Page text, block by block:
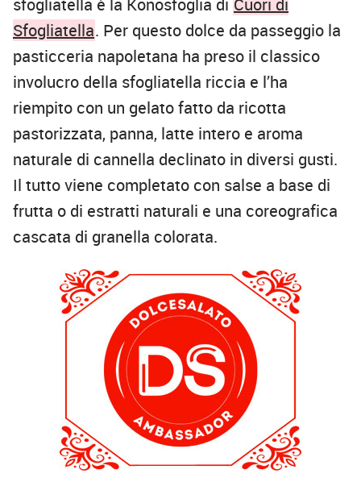
sfogliatella è la Konosfoglia di Cuori di
Sfogliatella. Per questo dolce da passeggio la
pasticceria napoletana ha preso il classico
involucro della sfogliatella riccia e l’ha
riempito con un gelato fatto da ricotta
pastorizzata, panna, latte intero e aroma
naturale di cannella declinato in diversi gusti.
Il tutto viene completato con salse a base di
frutta o di estratti naturali e una coreografica
cascata di granella colorata.